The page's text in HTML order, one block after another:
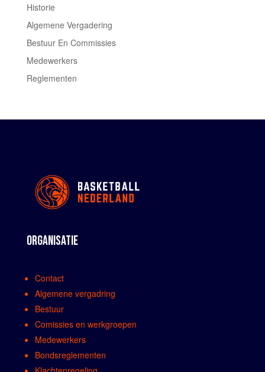
Historie
Algemene Vergadering
Bestuur En Commissies
Medewerkers
Reglementen
ORGANISATIE
Contact
Algemene vergadring
Bestuur
Comissies en werkgroepen
Medewerkers
Bondsreglementen